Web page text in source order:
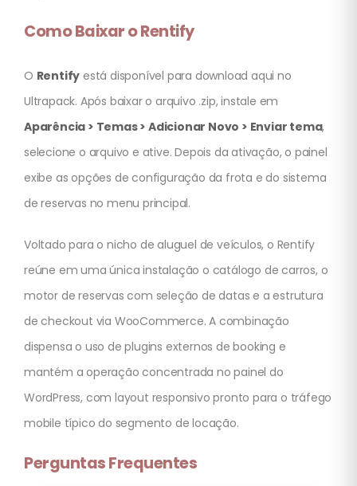
Como Baixar o Rentify
O Rentify está disponível para download aqui no
Ultrapack. Após baixar o arquivo .zip, instale em
Aparência > Temas > Adicionar Novo > Enviar tema,
selecione o arquivo e ative. Depois da ativação, o painel
exibe as opções de configuração da frota e do sistema
de reservas no menu principal.
Voltado para o nicho de aluguel de veículos, o Rentify
reúne em uma única instalação o catálogo de carros, o
motor de reservas com seleção de datas e a estrutura
de checkout via WooCommerce. A combinação
dispensa o uso de plugins externos de booking e
mantém a operação concentrada no painel do
WordPress, com layout responsivo pronto para o tráfego
mobile típico do segmento de locação.
Perguntas Frequentes